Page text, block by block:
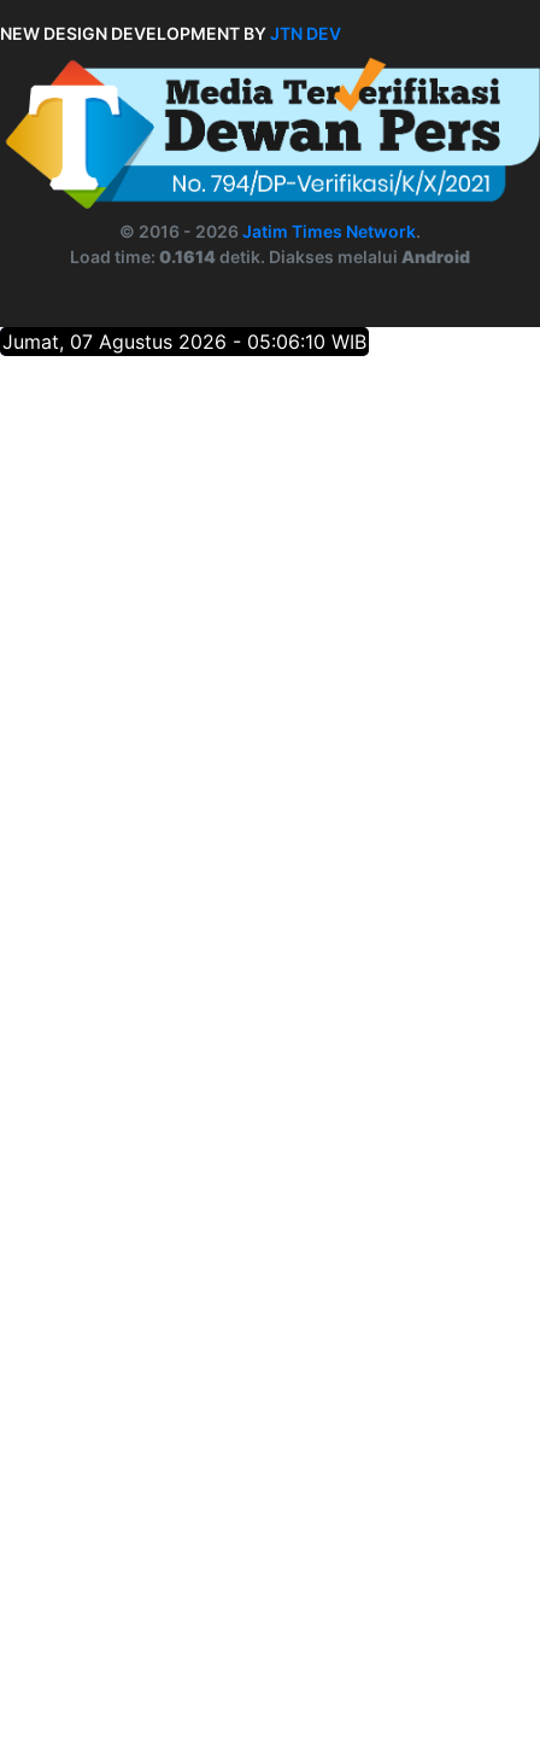
NEW DESIGN DEVELOPMENT BYJTN DEV
© 2016 - 2026 Jatim Times Network.
Load time: 0.1614detik. Diakses melalui Android
Jumat, 07 Agustus 2026 - 05:06:11 WIB